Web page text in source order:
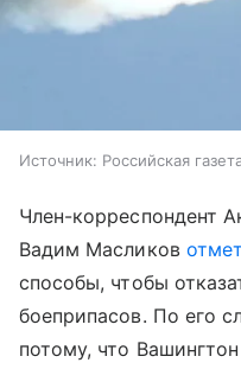
Источник: Российская
Член-корреспондент
Вадим Масликов
способы, чтобы
боеприпасов. По его
потому, что